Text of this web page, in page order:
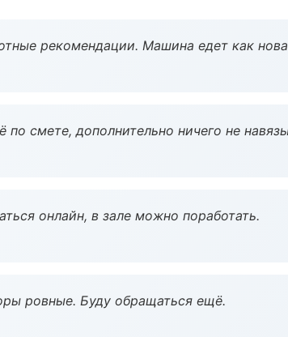
рекомендации. Машина едет как
смете, дополнительно ничего не
онлайн, в зале можно поработать.
ровные. Буду обращаться ещё.